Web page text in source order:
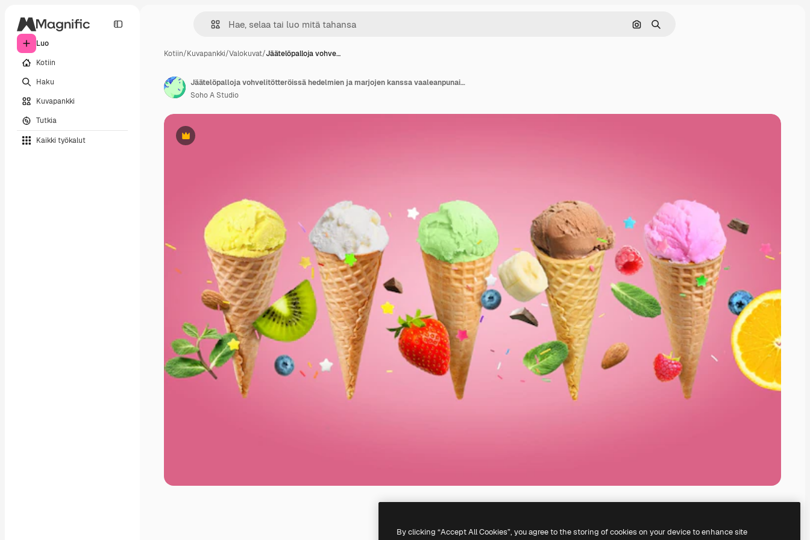
Luo
Kotiin
Haku
Kuvapankki
Tutkia
Kaikki työkalut
Hae kuvan perusteella
Haku
Kotiin/Kuvapankki/Valokuvat/Jäätelöpalloja vohve…
Premium
Jäätelöpalloja vohvelitötteröissä hedelmien ja marjojen kanssa vaaleanpunaisella taustalla
Soho A Studio
By clicking “Accept All Cookies”, you agree to the storing of cookies on your device to enhance site